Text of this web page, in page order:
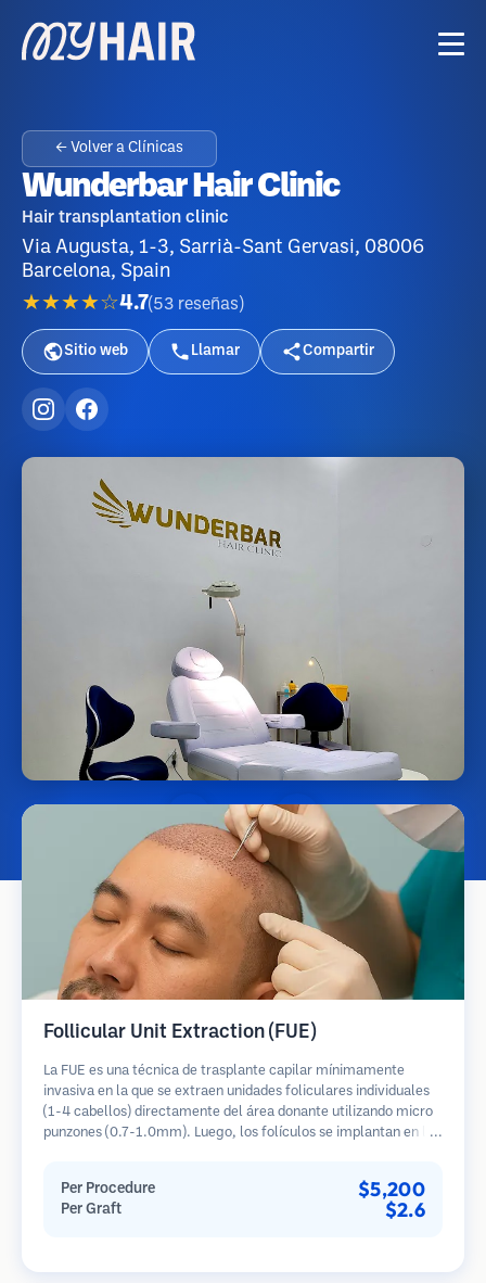
← Volver a Clínicas
Wunderbar Hair Clinic
Hair transplantation clinic
Via Augusta, 1-3, Sarrià-Sant Gervasi, 08006
Barcelona, Spain
★★★★☆4.7(53 reseñas )
Sitio web Llamar Compartir
Follicular Unit Extraction (FUE)
La FUE es una técnica de trasplante capilar mínimamente
invasiva en la que se extraen unidades foliculares individuales
(1-4 cabellos) directamente del área donante utilizando micro
punzones (0.7-1.0mm). Luego, los folículos se implantan en las
en comparación con los métodos de extracción de tiras.
Per Procedure $5,200
Per Graft $2.6